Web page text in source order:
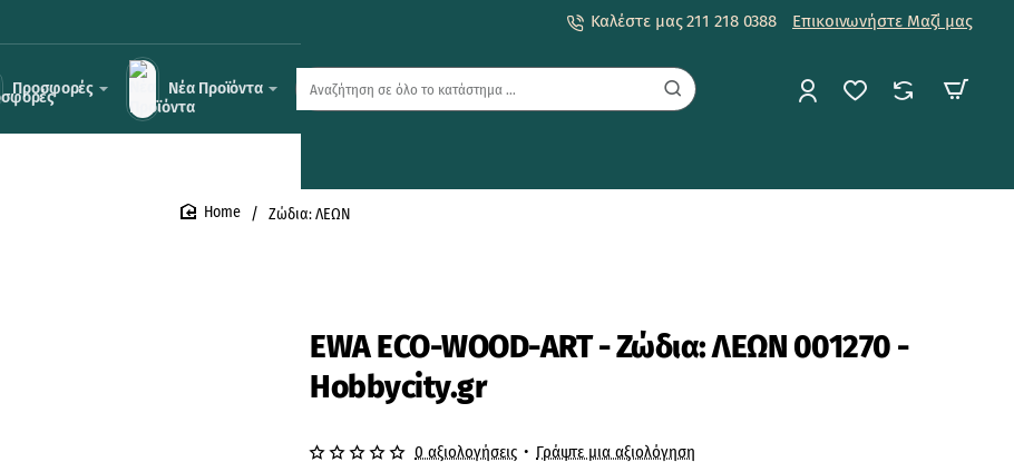
Καλέστε μας 211 218 0388 Επικοινωνήστε Μαζί μας
Προσφορές Νέα Προϊόντα
Αναζήτηση
όλο
Ζώδια: ΛΕΩΝ
EWA ECO-WOOD-ART - Ζώδια: ΛΕΩΝ 001270 -
Hobbycity.gr
0 αξιολογήσεις • Γράψτε μια αξιολόγηση